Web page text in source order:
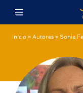
Início » Autores » Sonia